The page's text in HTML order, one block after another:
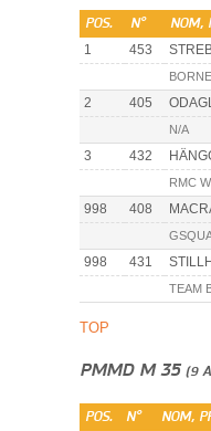
POS. N° NOM,
1 453
2 405
N/A
3 432
RMC
998 408
998 431
TEAM
TOP
PMMD M 35 (9
POS. N° NOM,